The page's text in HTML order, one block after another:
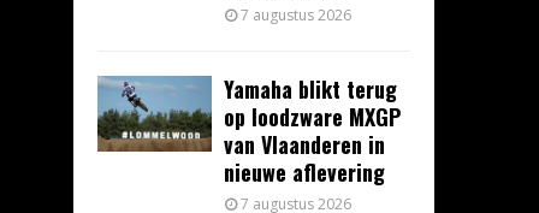
7 augustus 2026
Yamaha blikt terug
op loodzware MXGP
van Vlaanderen in
nieuwe aflevering
7 augustus 2026